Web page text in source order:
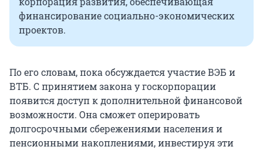
финансирование социально-экономических
проектов.
По его словам, пока обсуждается участие ВЭБ и
ВТБ. С принятием закона у госкорпорации
появится доступ к дополнительной финансовой
возможности. Она сможет оперировать
долгосрочными сбережениями населения и
пенсионными накоплениями, инвестируя эти